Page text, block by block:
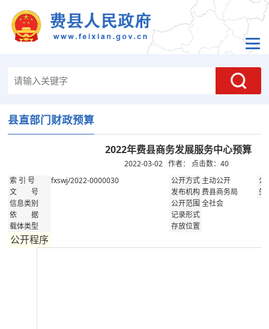
县直部门财政预算
2022年费县商务发展服务中心预算
2022-03-02 作者： 点击数：40
索 引 号 fxswj/2022-0000030 公开方式 主动公开
公
文 号
发布机构 费县商务局
失
信息类别
公开范围全社会
依 据
记录形式
载体类型
存放位置
公开程序